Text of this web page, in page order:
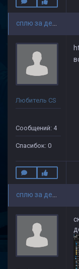
Любитель CS
Сообщений: 4
Спасибок: 0